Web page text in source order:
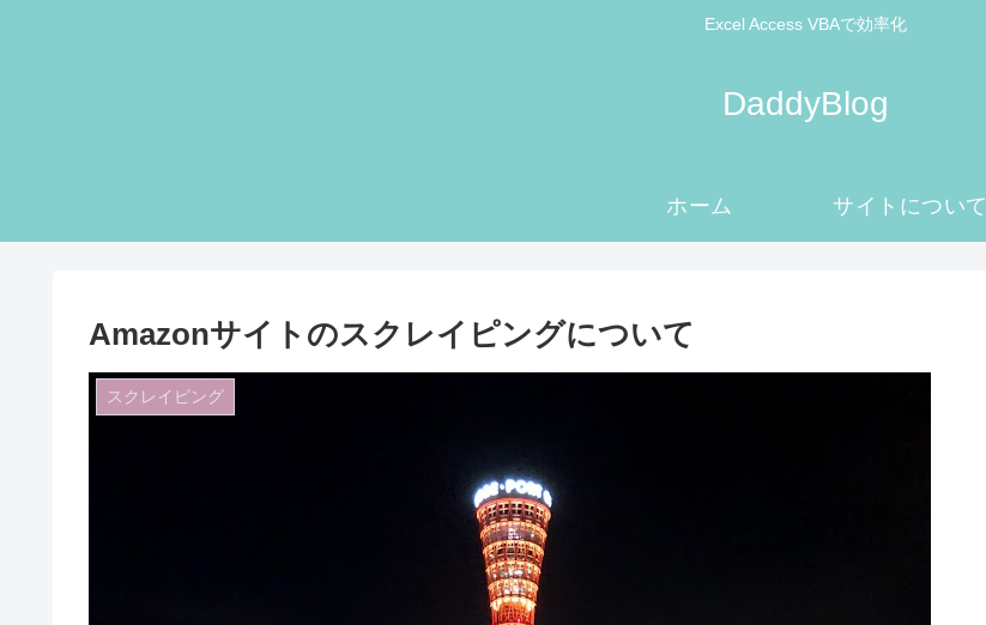
Excel Access VBAで効率化
DaddyBlog
ホーム サイトについて
Amazonサイトのスクレイピングについて
スクレイピング